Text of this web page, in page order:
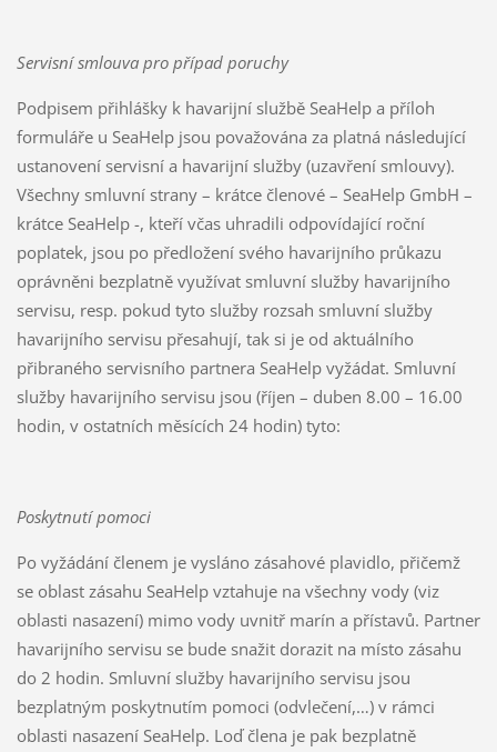
Servisní smlouva pro případ poruchy
Podpisem přihlášky k havarijní službě SeaHelp a příloh
formuláře u SeaHelp jsou považována za platná následující
ustanovení servisní a havarijní služby (uzavření smlouvy).
Všechny smluvní strany – krátce členové – SeaHelp GmbH –
krátce SeaHelp -, kteří včas uhradili odpovídající roční
poplatek, jsou po předložení svého havarijního průkazu
oprávněni bezplatně využívat smluvní služby havarijního
servisu, resp. pokud tyto služby rozsah smluvní služby
havarijního servisu přesahují, tak si je od aktuálního
přibraného servisního partnera SeaHelp vyžádat. Smluvní
služby havarijního servisu jsou (říjen – duben 8.00 – 16.00
hodin, v ostatních měsících 24 hodin) tyto:
Poskytnutí pomoci
Po vyžádání členem je vysláno zásahové plavidlo, přičemž
se oblast zásahu SeaHelp vztahuje na všechny vody (viz
oblasti nasazení) mimo vody uvnitř marín a přístavů. Partner
havarijního servisu se bude snažit dorazit na místo zásahu
do 2 hodin. Smluvní služby havarijního servisu jsou
bezplatným poskytnutím pomoci (odvlečení,…) v rámci
oblasti nasazení SeaHelp. Loď člena je pak bezplatně